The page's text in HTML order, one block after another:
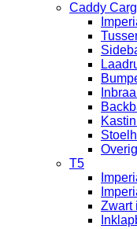
Caddy
Overig
T5
Zwart